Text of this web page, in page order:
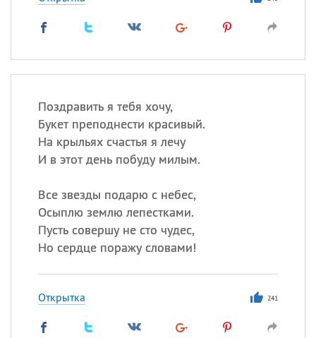
Поздравить я тебя хочу,
Букет преподнести красивый.
На крыльях счастья я лечу
И в этот день побуду милым.
Все звезды подарю с небес,
Осыплю землю лепестками.
Пусть совершу не сто чудес,
Но сердце поражу словами!
Открытка 241